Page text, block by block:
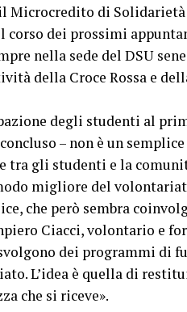
Microcredito di
corso dei prossimi
nella sede del DSU
della Croce Rossa e
degli studenti al
– non è un
gli studenti e la
migliore del
che però sembra
Ciacci, volontario e
dei programmi di
L’idea è quella di
che si riceve».